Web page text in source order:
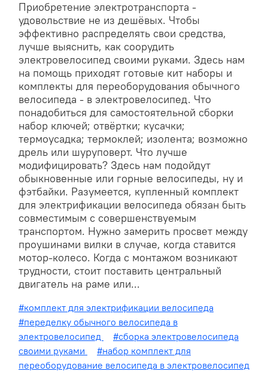
Приобретение электротранспорта -
удовольствие не из дешёвых. Чтобы
эффективно распределять свои средства,
лучше выяснить, как соорудить
электровелосипед своими руками. Здесь нам
на помощь приходят готовые кит наборы и
комплекты для переоборудования обычного
велосипеда - в электровелосипед. Что
понадобиться для самостоятельной сборки
набор ключей; отвёртки; кусачки;
термоусадка; термоклей; изолента; возможно
дрель или шуруповерт. Что лучше
модифицировать? Здесь нам подойдут
обыкновенные или горные велосипеды, ну и
фэтбайки. Разумеется, купленный комплект
для электрификации велосипеда обязан быть
совместимым с совершенствуемым
транспортом. Нужно замерить просвет между
проушинами вилки в случае, когда ставится
мотор-колесо. Когда с монтажом возникают
трудности, стоит поставить центральный
двигатель на раме или...
#комплект для электрификации велосипеда
#переделку обычного велосипеда в
электровелосипед
#сборка электровелосипеда
своими руками
#набор комплект для
переоборудование велосипеда в электровелосипед